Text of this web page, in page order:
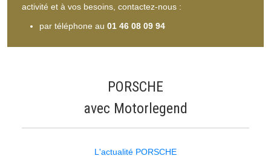
activité et à vos besoins, contactez-nous :
par téléphone au 01 46 08 09 94
PORSCHE
avec Motorlegend
L'actualité PORSCHE